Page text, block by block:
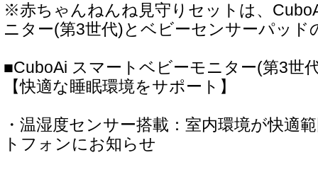
※赤ちゃんねんね見守りセットは、
ニター(第3世代)とベビーセンサーパッド
■CuboAi スマートベビーモニター(第3世
【快適な睡眠環境をサポート】
・温湿度センサー搭載：室内環境が快適
トフォンにお知らせ